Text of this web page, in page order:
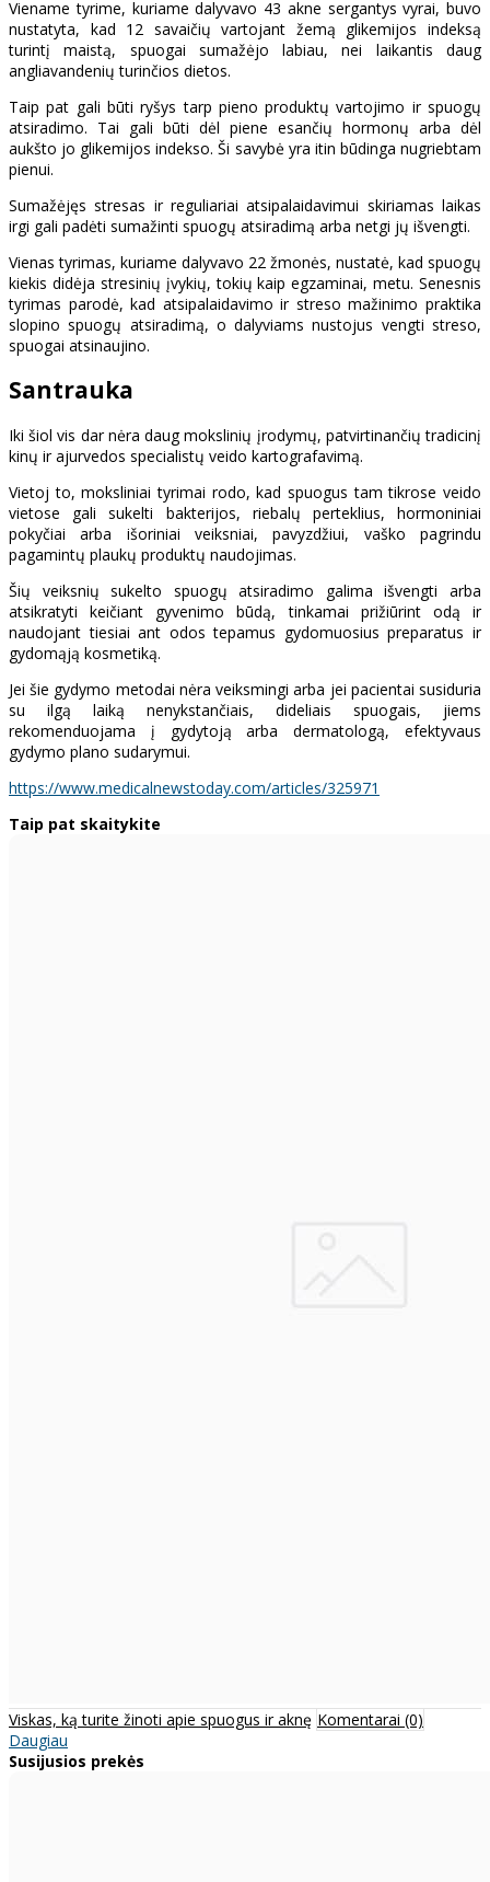
Viename tyrime, kuriame dalyvavo 43 akne sergantys vyrai, buvo
nustatyta, kad 12 savaičių vartojant žemą glikemijos indeksą
turintį maistą, spuogai sumažėjo labiau, nei laikantis daug
angliavandenių turinčios dietos.
Taip pat gali būti ryšys tarp pieno produktų vartojimo ir spuogų
atsiradimo. Tai gali būti dėl piene esančių hormonų arba dėl
aukšto jo glikemijos indekso. Ši savybė yra itin būdinga nugriebtam
pienui.
Sumažėjęs stresas ir reguliariai atsipalaidavimui skiriamas laikas
irgi gali padėti sumažinti spuogų atsiradimą arba netgi jų išvengti.
Vienas tyrimas, kuriame dalyvavo 22 žmonės, nustatė, kad spuogų
kiekis didėja stresinių įvykių, tokių kaip egzaminai, metu. Senesnis
tyrimas parodė, kad atsipalaidavimo ir streso mažinimo praktika
slopino spuogų atsiradimą, o dalyviams nustojus vengti streso,
spuogai atsinaujino.
Santrauka
Iki šiol vis dar nėra daug mokslinių įrodymų, patvirtinančių tradicinį
kinų ir ajurvedos specialistų veido kartografavimą.
Vietoj to, moksliniai tyrimai rodo, kad spuogus tam tikrose veido
vietose gali sukelti bakterijos, riebalų perteklius, hormoniniai
pokyčiai arba išoriniai veiksniai, pavyzdžiui, vaško pagrindu
pagamintų plaukų produktų naudojimas.
Šių veiksnių sukelto spuogų atsiradimo galima išvengti arba
atsikratyti keičiant gyvenimo būdą, tinkamai prižiūrint odą ir
naudojant tiesiai ant odos tepamus gydomuosius preparatus ir
gydomąją kosmetiką.
Jei šie gydymo metodai nėra veiksmingi arba jei pacientai susiduria
su ilgą laiką nenykstančiais, dideliais spuogais, jiems
rekomenduojama į gydytoją arba dermatologą, efektyvaus
gydymo plano sudarymui.
https://www.medicalnewstoday.com/articles/325971
Taip pat skaitykite
Viskas, ką turite žinoti apie spuogus ir aknę Komentarai (0)
Daugiau
Susijusios prekės